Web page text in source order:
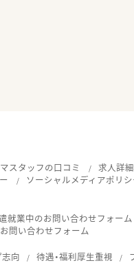
スタッフの口コミ 求人詳
ソーシャルメディアポリ
就業中のお問い合わせフォーム
問い合わせフォーム
向 待遇・福利厚生重視